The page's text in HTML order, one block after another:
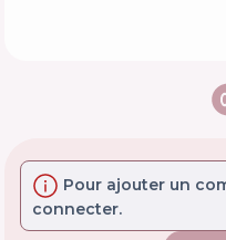
Pour ajouter un
connecter.